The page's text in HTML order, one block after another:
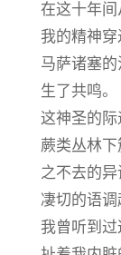
在这十年间
我的精神
马萨诸塞
生了共鸣。
这神圣的
蕨类丛林
之不去的异
凄切的语
我曾听到